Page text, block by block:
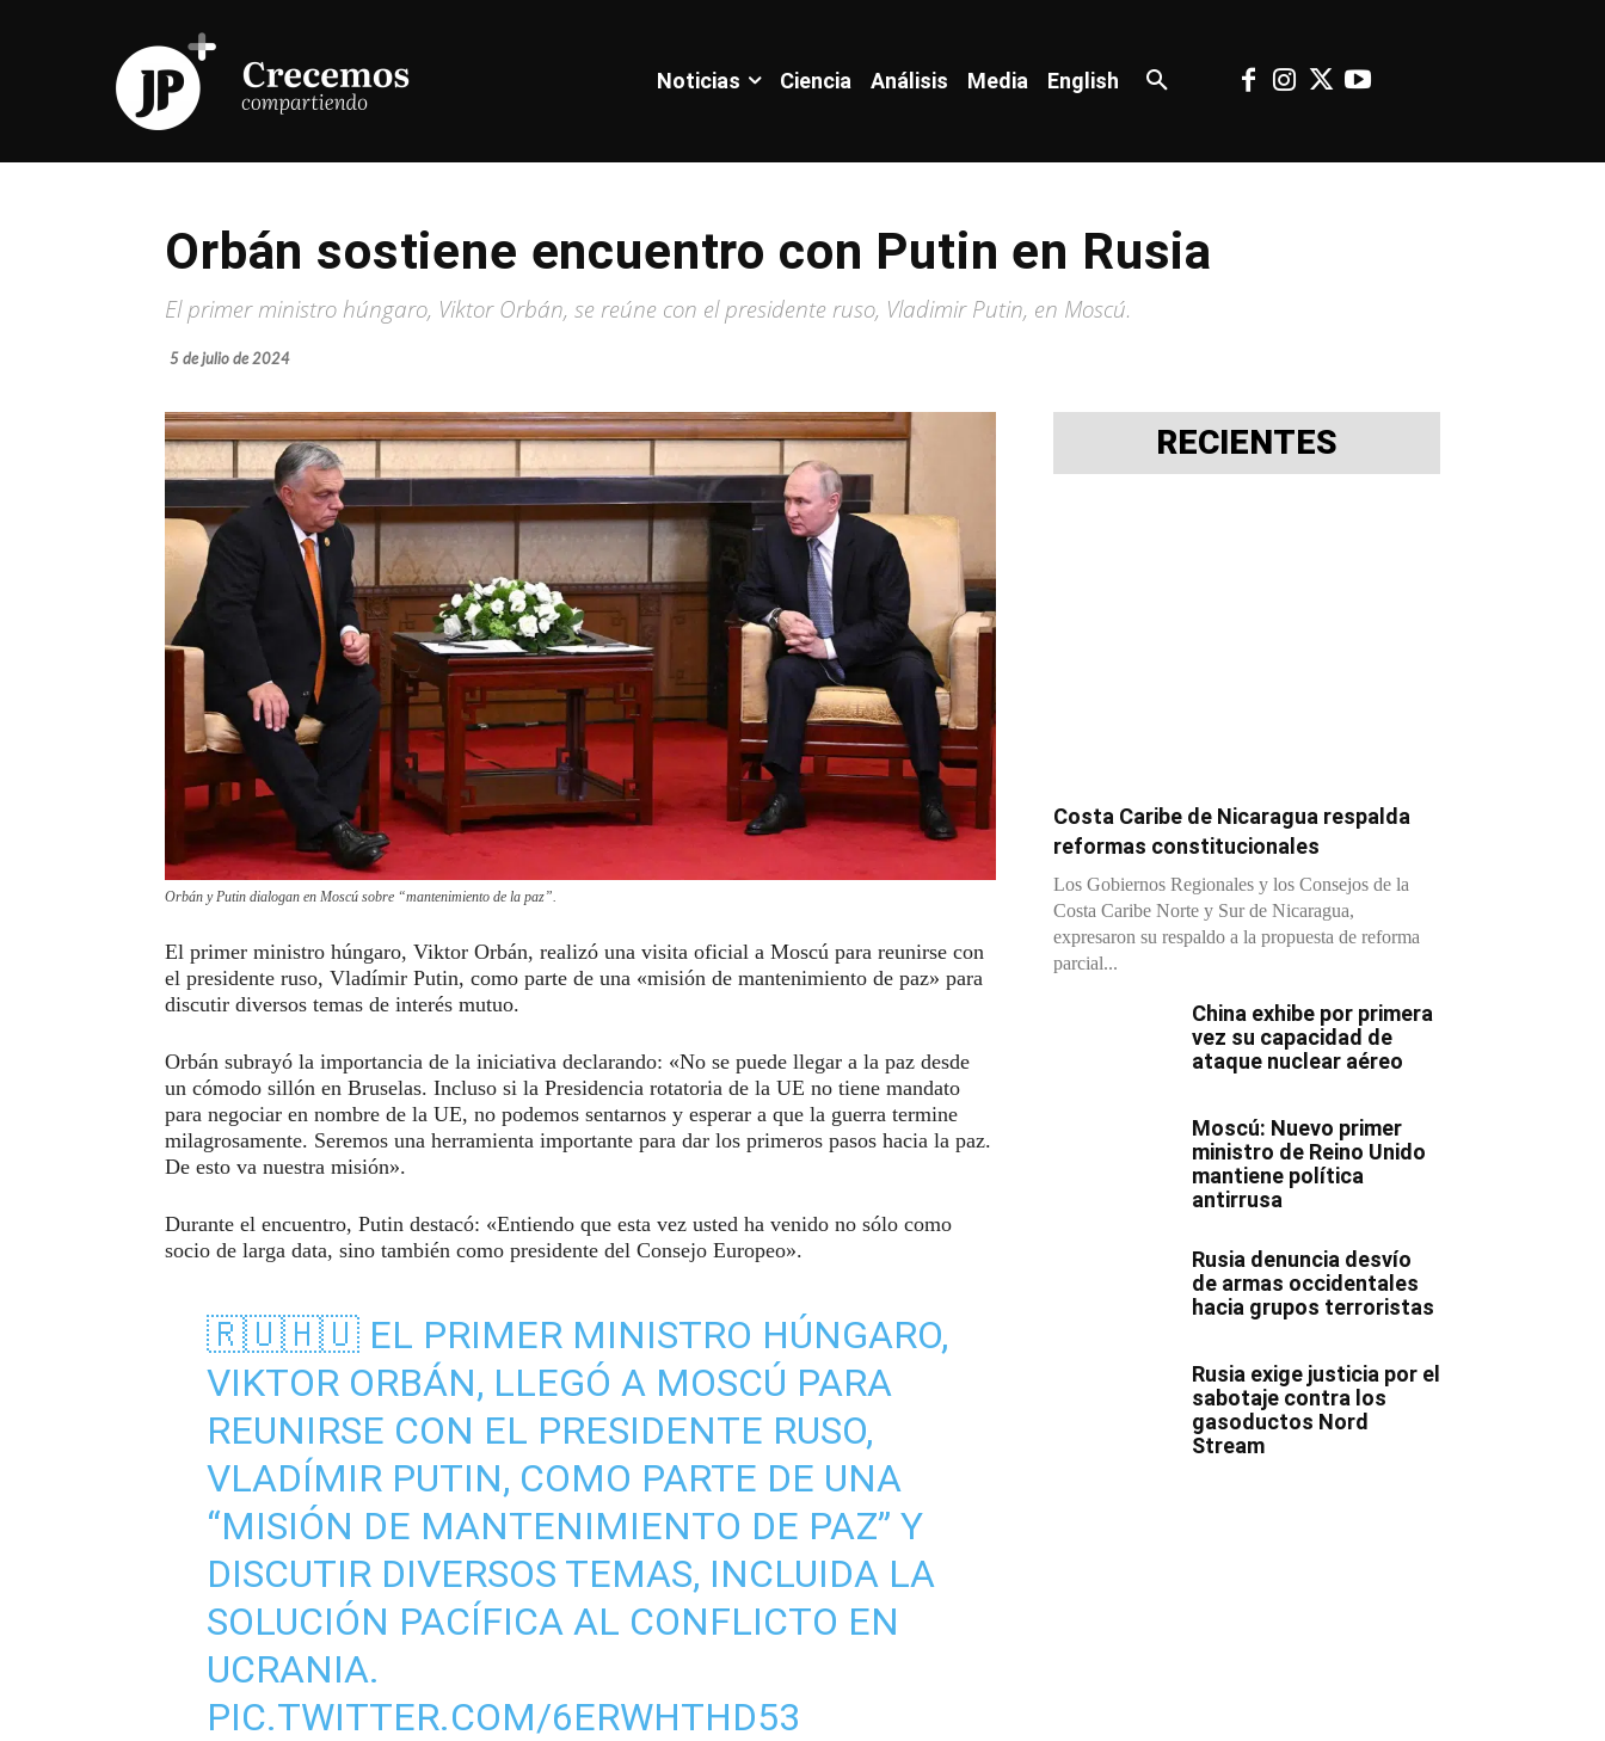
Noticias Ciencia Análisis Media English
Orbán sostiene encuentro con Putin en Rusia
El primer ministro húngaro, Viktor Orbán, se reúne con el presidente ruso, Vladimir Putin, en Moscú.
5 de julio de 2024
Orbán y Putin dialogan en Moscú sobre “mantenimiento de la paz”.
El primer ministro húngaro, Viktor Orbán, realizó una visita oficial a Moscú para reunirse con
el presidente ruso, Vladímir Putin, como parte de una «misión de mantenimiento de paz» para
discutir diversos temas de interés mutuo.
Orbán subrayó la importancia de la iniciativa declarando: «No se puede llegar a la paz desde
un cómodo sillón en Bruselas. Incluso si la Presidencia rotatoria de la UE no tiene mandato
para negociar en nombre de la UE, no podemos sentarnos y esperar a que la guerra termine
milagrosamente. Seremos una herramienta importante para dar los primeros pasos hacia la paz.
De esto va nuestra misión».
Durante el encuentro, Putin destacó: «Entiendo que esta vez usted ha venido no sólo como
socio de larga data, sino también como presidente del Consejo Europeo».
🇷🇺🇭🇺 EL PRIMER MINISTRO HÚNGARO,
VIKTOR ORBÁN, LLEGÓ A MOSCÚ PARA
REUNIRSE CON EL PRESIDENTE RUSO,
VLADÍMIR PUTIN, COMO PARTE DE UNA
“MISIÓN DE MANTENIMIENTO DE PAZ” Y
DISCUTIR DIVERSOS TEMAS, INCLUIDA LA
SOLUCIÓN PACÍFICA AL CONFLICTO EN
UCRANIA.
PIC.TWITTER.COM/6ERWHTHD53
RECIENTES
Costa Caribe de Nicaragua respalda
reformas constitucionales
Los Gobiernos Regionales y los Consejos de la
Costa Caribe Norte y Sur de Nicaragua,
expresaron su respaldo a la propuesta de reforma
parcial...
China exhibe por primera
vez su capacidad de
ataque nuclear aéreo
Moscú: Nuevo primer
ministro de Reino Unido
mantiene política
antirrusa
Rusia denuncia desvío
de armas occidentales
hacia grupos terroristas
Rusia exige justicia por el
sabotaje contra los
gasoductos Nord
Stream